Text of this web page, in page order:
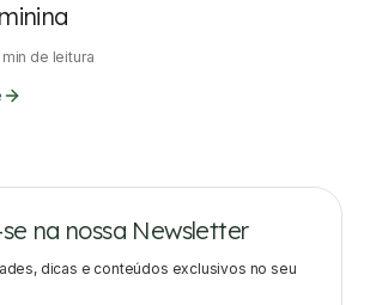
min de leitura
na nossa Newsletter
dicas e conteúdos exclusivos no seu